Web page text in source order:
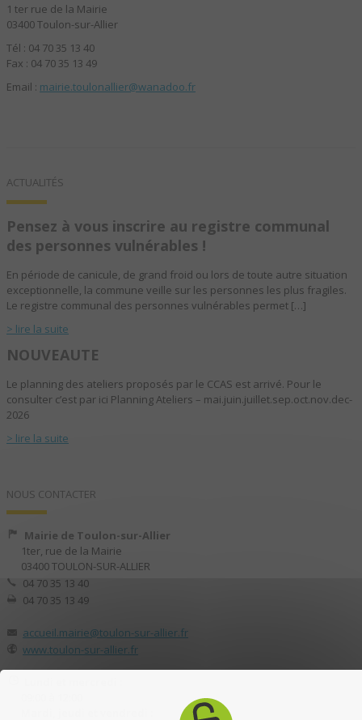
1 ter rue de la Mairie
03400Toulon-sur-Allier
Tél : 04 70 35 13 40
Fax : 04 70 35 13 49
Email : mairie.toulonallier@wanadoo.fr
ACTUALITÉS
Pensez à vous inscrire au registre communal
des personnes vulnérables !
En période de canicule, de grand froid ou lors de toute autre situation
exceptionnelle, la commune veille sur les personnes les plus fragiles.
Le registre communal des personnes vulnérables permet […]
> lire la suite
NOUVEAUTE
Le planning des ateliers proposés par le CCAS est arrivé. Pour le
consulter c’est par ici Planning Ateliers – mai.juin.juillet.sep.oct.nov.dec-
2026
> lire la suite
NOUS CONTACTER
Mairie de Toulon-sur-Allier
1ter, rue de la Mairie
03400 TOULON-SUR-ALLIER
04 70 35 13 40
04 70 35 13 49
accueil.mairie@toulon-sur-allier.fr
www.toulon-sur-allier.fr